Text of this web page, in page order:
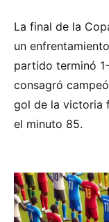
La final de la
un
partido terminó
consagró
gol de la victoria
el minuto 85.